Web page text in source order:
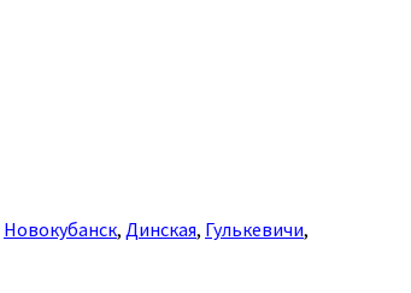
Новокубанск, Динская, Гулькевичи,